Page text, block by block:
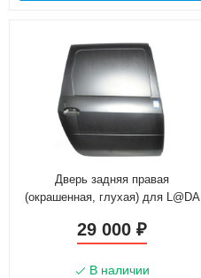
Дверь задняя правая
(окрашенная, глухая) для L@DA
29 000₽
В наличии